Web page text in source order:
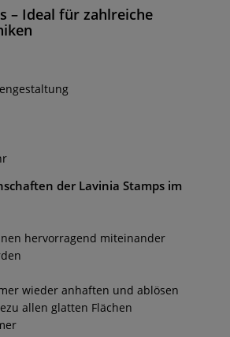
– Ideal für zahlreiche
der Lavinia Stamps im
hervorragend miteinander
wieder anhaften und ablösen
allen glatten Flächen